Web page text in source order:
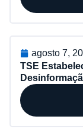
agosto 7,
TSE